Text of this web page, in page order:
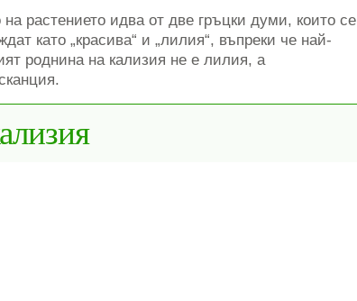
растението идва от две гръцки думи, които се
като „красива“ и „лилия“, въпреки че най-
роднина на кализия не е лилия, а